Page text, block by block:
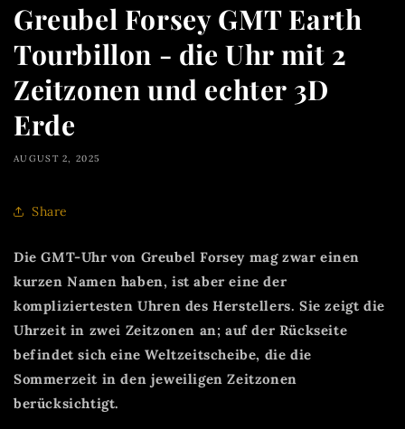
Greubel Forsey GMT Earth
Tourbillon - die Uhr mit 2
Zeitzonen und echter 3D
Erde
AUGUST 2, 2025
Share
Die GMT-Uhr von Greubel Forsey mag zwar einen
kurzen Namen haben, ist aber eine der
kompliziertesten Uhren des Herstellers. Sie zeigt die
Uhrzeit in zwei Zeitzonen an; auf der Rückseite
befindet sich eine Weltzeitscheibe, die die
Sommerzeit in den jeweiligen Zeitzonen
berücksichtigt.